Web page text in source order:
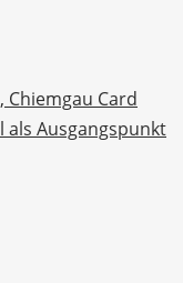
Chiemgau Card
Ausgangspunkt